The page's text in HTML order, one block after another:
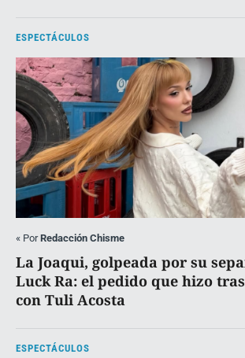
ESPECTÁCULOS
« PorRedacción Chisme
La Joaqui, golpeada por su
Luck Ra: el pedido que hizo
con Tuli Acosta
ESPECTÁCULOS